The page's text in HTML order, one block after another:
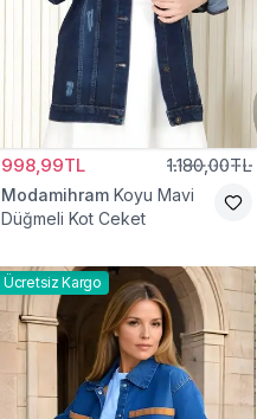
998,99TL 1.180,00TL
Modamihram Koyu Mavi
Düğmeli Kot Ceket
Ücretsiz Kargo